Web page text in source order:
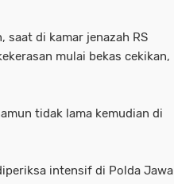
saat di kamar jenazah RS
mulai bekas cekikan,
tidak lama kemudian di
intensif di Polda Jawa